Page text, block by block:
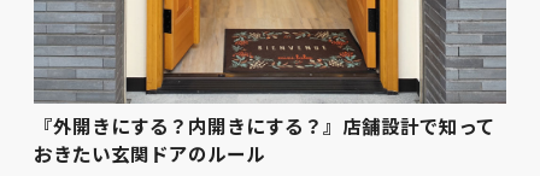
『外開きにする？内開きにする？』店舗設計で知って
おきたい玄関ドアのルール